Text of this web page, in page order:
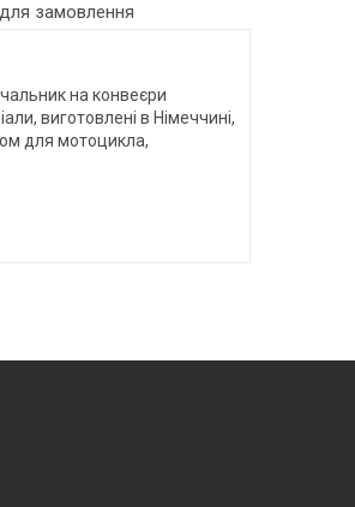
замовлення
на конвеєри
виготовлені в Німеччині,
для мотоцикла,